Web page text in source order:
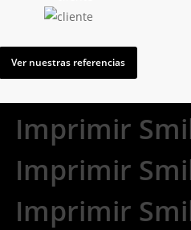
Ver nuestras referencias
Imprimir
Imprimir
Imprimir